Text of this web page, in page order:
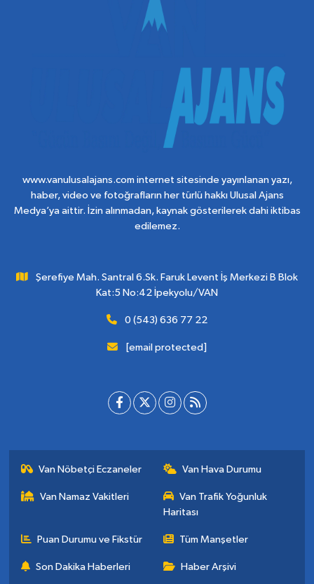
www.vanulusalajans.com internet sitesinde yayınlanan yazı,
haber, video ve fotoğrafların her türlü hakkı Ulusal Ajans
Medya’ya aittir. İzin alınmadan, kaynak gösterilerek dahi iktibas
edilemez.
Şerefiye Mah. Santral 6.Sk. Faruk Levent İş Merkezi B Blok
Kat:5 No:42 İpekyolu/VAN
0 (543) 636 77 22
[email protected]
Van Nöbetçi Eczaneler Van Hava Durumu
Van Namaz Vakitleri
Van Trafik Yoğunluk
Haritası
Puan Durumu ve Fikstür Tüm Manşetler
Son Dakika Haberleri Haber Arşivi